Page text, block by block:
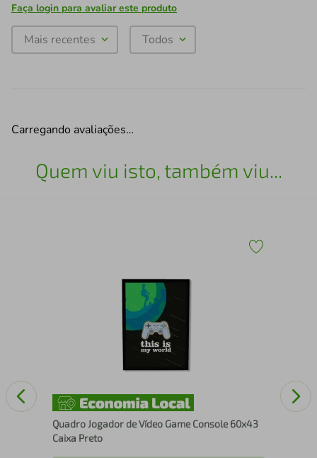
Faça login para avaliar este produto
Mais recentes Todos
Carregando avaliações…
Quem viu isto, também viu...
Quadro Jogador de Vídeo Game Console 60x43
Caixa Preto